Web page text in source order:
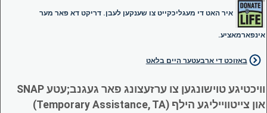
איר האט די מעגליכקייט צו שענקען לעבן. דריקט דא פאר מער
אינפארמאציע.
באזוכט די ארבעטער היים בלאט
וויכטיגע טוישונגען צו ערזעצונג פאר געגנב;עטע SNAP
און צייטווייליגע הילף (Temporary Assistance, TA)